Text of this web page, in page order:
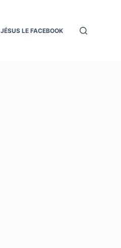
JÉSUS LE FACEBOOK